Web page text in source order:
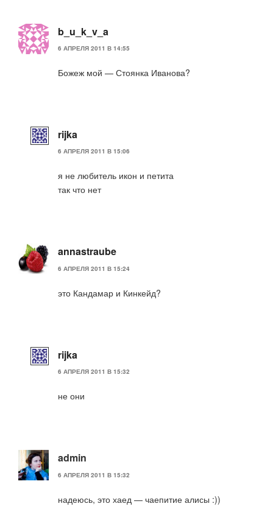
b_u_k_v_a
6 АПРЕЛЯ 2011 В 14:55
Божеж мой — Стоянка Иванова?
rijka
6 АПРЕЛЯ 2011 В 15:06
я не любитель икон и петита
так что нет
annastraube
6 АПРЕЛЯ 2011 В 15:24
это Кандамар и Кинкейд?
rijka
6 АПРЕЛЯ 2011 В 15:32
не они
admin
6 АПРЕЛЯ 2011 В 15:32
надеюсь, это хаед — чаепитие алисы :))